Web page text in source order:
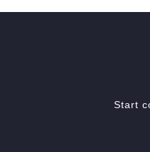
Start